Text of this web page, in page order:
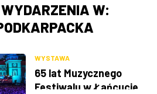
W:
WYSTAWA
65 lat Muzycznego
Festiwalu w Łańcucie